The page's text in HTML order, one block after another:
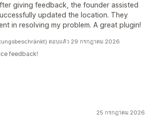
giving feedback, the founder assisted
updated the location. They
in resolving my problem. A great plugin!
ตอบแล้ว 29 กรกฎาคม 2026
feedback!
25 กรกฎาคม 2026